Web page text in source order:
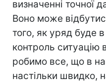
визначенні точної
Воно може
того, як уряд буде в
контроль ситуацію
робимо все, що в
настільки швидко,